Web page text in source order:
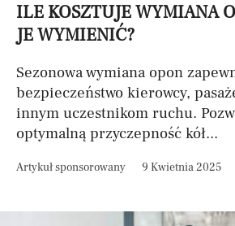
ILE KOSZTUJE WYMIANA
JE WYMIENIĆ?
Sezonowa wymiana opon
bezpieczeństwo kierowcy,
innym uczestnikom ruchu.
optymalną przyczepność kół...
Artykuł sponsorowany 9 Kwietnia 2025